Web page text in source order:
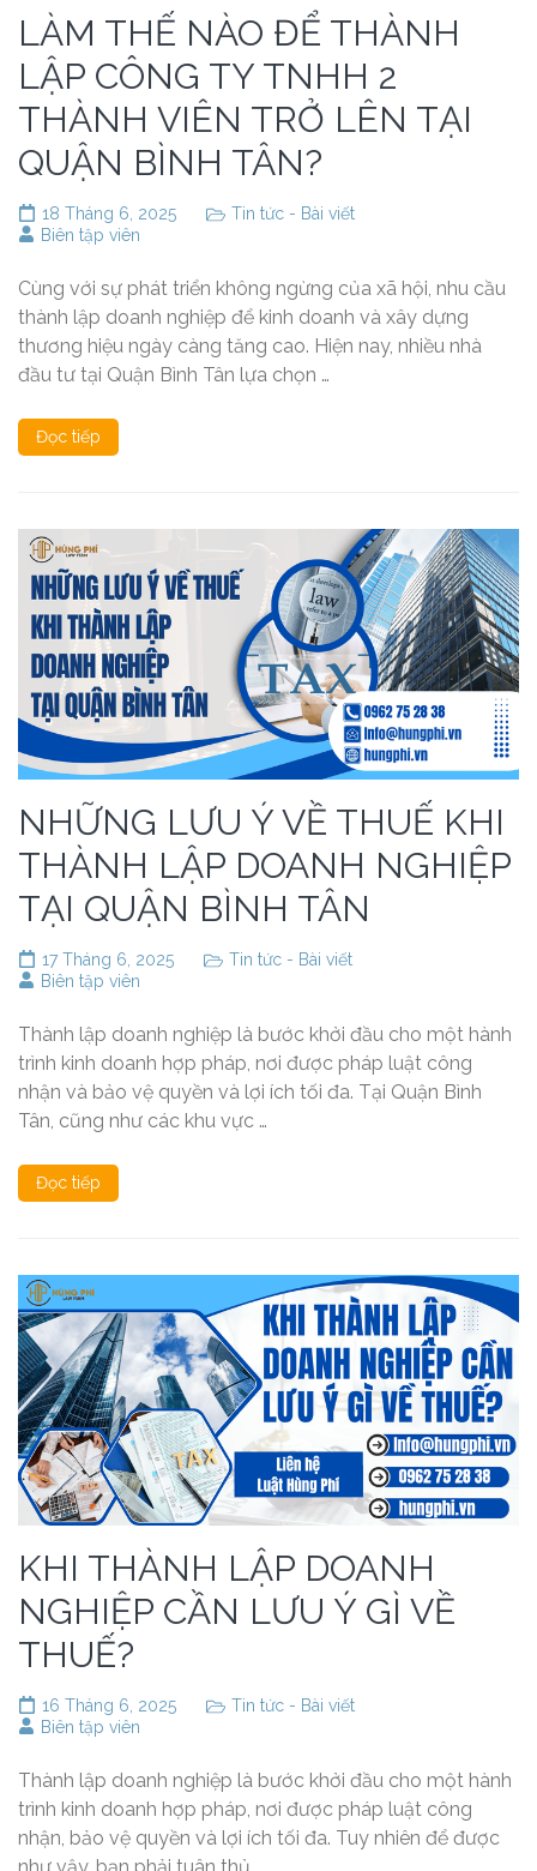
LÀM THẾ NÀO ĐỂ THÀNH
LẬP CÔNG TY TNHH 2
THÀNH VIÊN TRỞ LÊN TẠI
QUẬN BÌNH TÂN?
18 Tháng 6, 2025
Tin tức - Bài viết
Biên tập viên
Cùng với sự phát triển không ngừng của xã hội, nhu cầu
thành lập doanh nghiệp để kinh doanh và xây dựng
thương hiệu ngày càng tăng cao. Hiện nay, nhiều nhà
đầu tư tại Quận Bình Tân lựa chọn …
Đọc tiếp
NHỮNG LƯU Ý VỀ THUẾ KHI
THÀNH LẬP DOANH NGHIỆP
TẠI QUẬN BÌNH TÂN
17 Tháng 6, 2025
Tin tức - Bài viết
Biên tập viên
Thành lập doanh nghiệp là bước khởi đầu cho một hành
trình kinh doanh hợp pháp, nơi được pháp luật công
nhận và bảo vệ quyền và lợi ích tối đa. Tại Quận Bình
Tân, cũng như các khu vực …
Đọc tiếp
KHI THÀNH LẬP DOANH
NGHIỆP CẦN LƯU Ý GÌ VỀ
THUẾ?
16 Tháng 6, 2025
Tin tức - Bài viết
Biên tập viên
Thành lập doanh nghiệp là bước khởi đầu cho một hành
trình kinh doanh hợp pháp, nơi được pháp luật công
nhận, bảo vệ quyền và lợi ích tối đa. Tuy nhiên để được